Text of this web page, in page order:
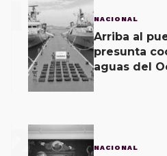
NACIONAL
Arriba al
presunta
aguas del
2 NACIONAL